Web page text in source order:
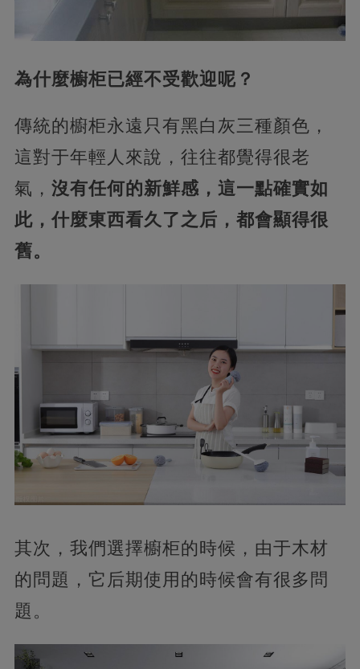
為什麼櫥柜已經不受歡迎呢？
傳統的櫥柜永遠只有黑白灰三種顏色，
這對于年輕人來說，往往都覺得很老
氣， 沒有任何的新鮮感，這一點確實如
此，什麼東西看久了之后，都會顯得很
舊。
其次，我們選擇櫥柜的時候，由于木材
的問題，它后期使用的時候會有很多問
題。